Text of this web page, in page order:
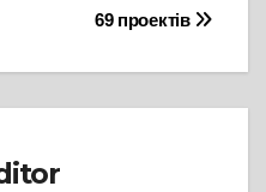
69 проектів